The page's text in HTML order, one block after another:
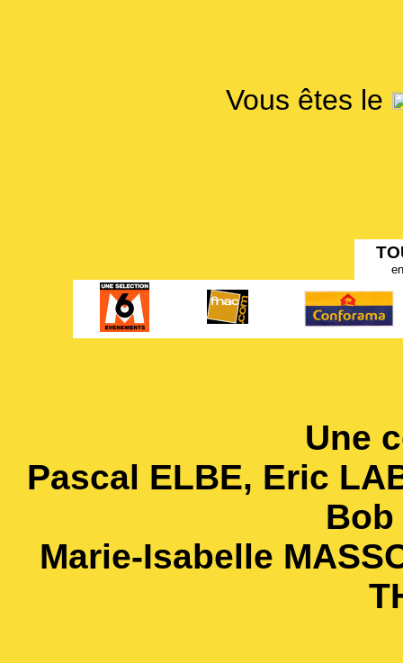
Vous êtes le
Une
Pascal ELBE, Eric
Bob
Marie-Isabelle